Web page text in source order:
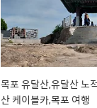
목포 유달산,유달산 노
산 케이블카,목포 여행